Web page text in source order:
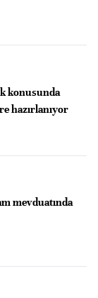
konusunda
hazırlanıyor
mevduatında